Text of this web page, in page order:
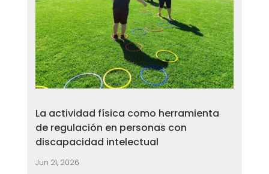
La actividad física como herramienta
de regulación en personas con
discapacidad intelectual
Jun 21, 2026